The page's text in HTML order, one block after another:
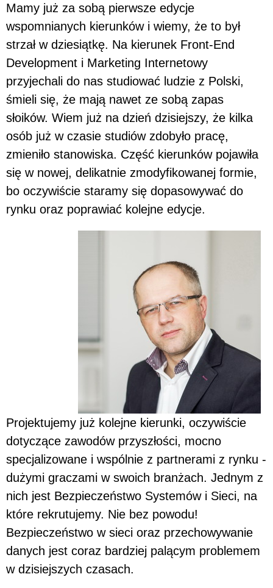
Mamy już za sobą pierwsze edycje
wspomnianych kierunków i wiemy, że to był
strzał w dziesiątkę. Na kierunek Front-End
Development i Marketing Internetowy
przyjechali do nas studiować ludzie z Polski,
śmieli się, że mają nawet ze sobą zapas
słoików. Wiem już na dzień dzisiejszy, że kilka
osób już w czasie studiów zdobyło pracę,
zmieniło stanowiska. Część kierunków pojawiła
się w nowej, delikatnie zmodyfikowanej formie,
bo oczywiście staramy się dopasowywać do
rynku oraz poprawiać kolejne edycje.
Projektujemy już kolejne kierunki, oczywiście
dotyczące zawodów przyszłości, mocno
specjalizowane i wspólnie z partnerami z rynku -
dużymi graczami w swoich branżach. Jednym z
nich jest Bezpieczeństwo Systemów i Sieci, na
które rekrutujemy. Nie bez powodu!
Bezpieczeństwo w sieci oraz przechowywanie
danych jest coraz bardziej palącym problemem
w dzisiejszych czasach.